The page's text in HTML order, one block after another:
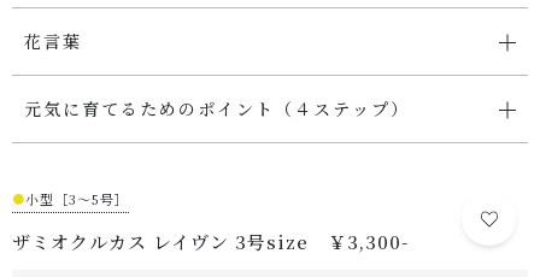
花言葉
元気に育てるためのポイント（４ステップ）
●小型［3～5号］
ザミオクルカス レイヴン 3号size ￥3,300-